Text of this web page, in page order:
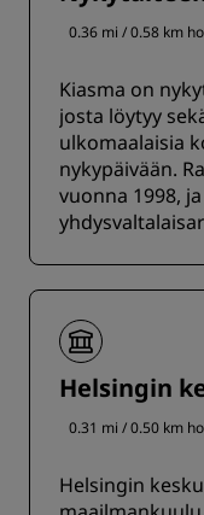
0.36 mi / 0.58 km
Kiasma on
josta löytyy
ulkomaalaisia
nykypäivään.
vuonna 1998,
Helsingin
0.31 mi / 0.50 km
Helsingin